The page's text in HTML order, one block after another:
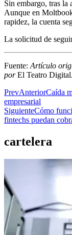
Sin embargo, tras la
Aunque en
rapidez, la cuenta
La solicitud de
Fuente: Artículo
porEl Teatro Digital.
PrevAnteriorCaída
empresarial
SiguienteCómo
fintechs puedan
cartelera